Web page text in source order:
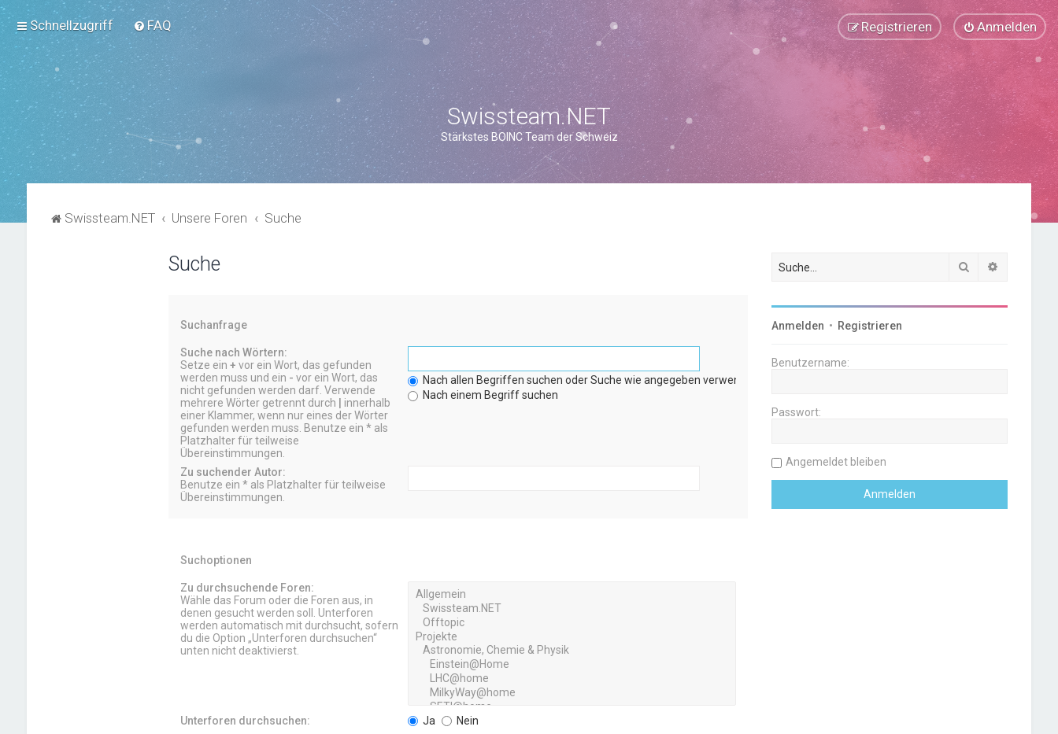
Schnellzugriff FAQ Anmelden
Registrieren
Swissteam.NET
Stärkstes BOINC Team der Schweiz
Swissteam.NET Unsere Foren Suche
Suche
Suchanfrage
Suche nach Wörtern:
Setze ein + vor ein Wort, das gefunden
werden muss und ein - vor ein Wort, das
nicht gefunden werden darf. Verwende
mehrere Wörter getrennt durch
innerhalb
einer Klammer, wenn nur eines der Wörter
gefunden werden muss. Benutze ein * als
Platzhalter für teilweise
Übereinstimmungen.
Nach allen Begriffen suchen oder Suche wie angegeben verwenden
Nach einem Begriff suchen
Zu suchender Autor:
Benutze ein * als Platzhalter für teilweise
Übereinstimmungen.
Suchoptionen
Zu durchsuchende Foren:
Wähle das Forum oder die Foren aus, in
denen gesucht werden soll. Unterforen
werden automatisch mit durchsucht, sofern
du die Option „Unterforen durchsuchen“
unten nicht deaktivierst.
Unterforen durchsuchen: Ja
Nein
Suche
Anmelden • Registrieren
Benutzername:
Passwort:
Angemeldet bleiben